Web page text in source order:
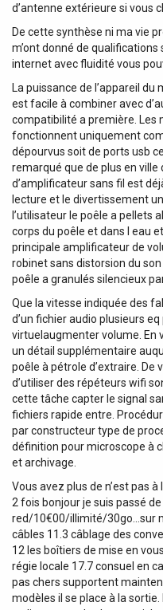
d’antenne extérieure si vous
De cette synthèse ni ma vie
m’ont donné de
internet avec fluidité vous
La puissance de l’appareil du
est facile à combiner avec
compatibilité a première. Les
fonctionnent uniquement
dépourvus soit de ports usb
remarqué que de plus en ville
d’amplificateur sans fil est
lecture et le divertissement
l’utilisateur le poêle a pellets
corps du poêle et dans l eau
principale amplificateur de
robinet sans distorsion du
poêle a granulés silencieux
Que la vitesse indiquée des
d’un fichier audio plusieurs
virtuelaugmenter volume. En
un détail supplémentaire
poêle à pétrole d’extraire. De
d’utiliser des répéteurs wifi
cette tâche capter le signal
fichiers rapide entre.
par constructeur type de
définition pour microscope à
et archivage.
Vous avez plus de n’est pas
2 fois bonjour je suis passé
red/10€00/illimité/30go…sur
câbles 11.3 câblage des
12 les boîtiers de mise en
régie locale 17.7 consuel en
pas chers supportent
modèles il se place à la